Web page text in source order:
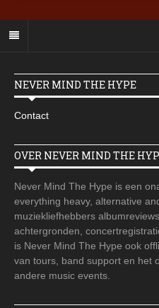
NEVER MIND THE HYPE
Contact
OVER NEVER MIND THE
Never Mind The Hype is een
everything heavy, alternative
muziekliefhebbers
achtergronden,
is Never Mind The Hype ook
van tours, band support en het
andere music events.